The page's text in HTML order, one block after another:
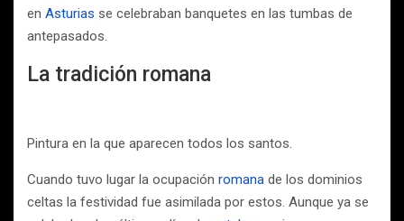
en Asturias se celebraban banquetes en las tumbas de
antepasados.
La tradición romana
Pintura en la que aparecen todos los santos.
Cuando tuvo lugar la ocupación romana de los dominios
celtas la festividad fue asimilada por estos. Aunque ya se